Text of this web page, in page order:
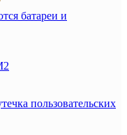
батареи и
пользовательских